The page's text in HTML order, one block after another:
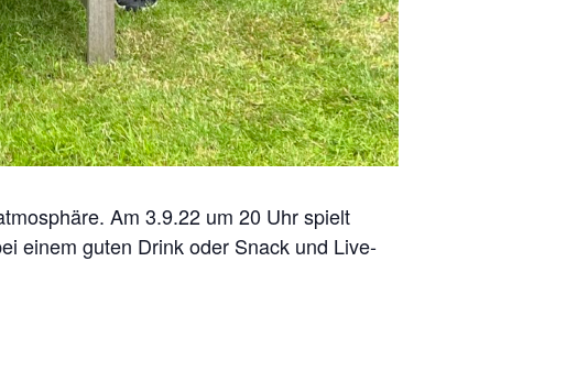
Am 3.9.22 um 20 Uhr spielt
einem guten Drink oder Snack und Live-